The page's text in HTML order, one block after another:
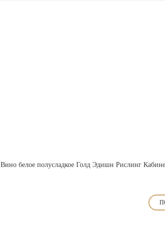
Вино белое полусладкое Голд Эдишн Рислинг